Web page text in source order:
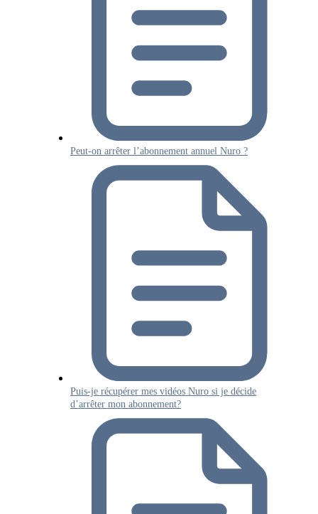
Peut-on arrêter l’abonnement annuel Nuro ?
Puis-je récupérer mes vidéos Nuro si je décide
d’arrêter mon abonnement?